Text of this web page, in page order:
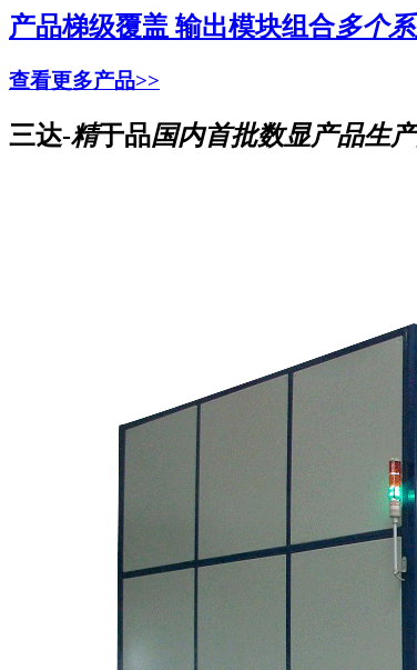
产品梯级覆盖 输出模块组合多个
查看更多产品>>
三达-精于品国内首批数显产品生